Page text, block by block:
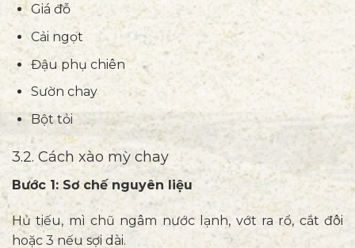
Giá đỗ
Cải ngọt
Đậu phụ chiên
Sườn chay
Bột tỏi
3.2. Cách xào mỳ chay
Bước 1: Sơ chế nguyên liệu
Hủ tiếu, mì chũ ngâm nước lạnh, vớt ra rổ, cắt đôi
hoặc 3 nếu sợi dài.